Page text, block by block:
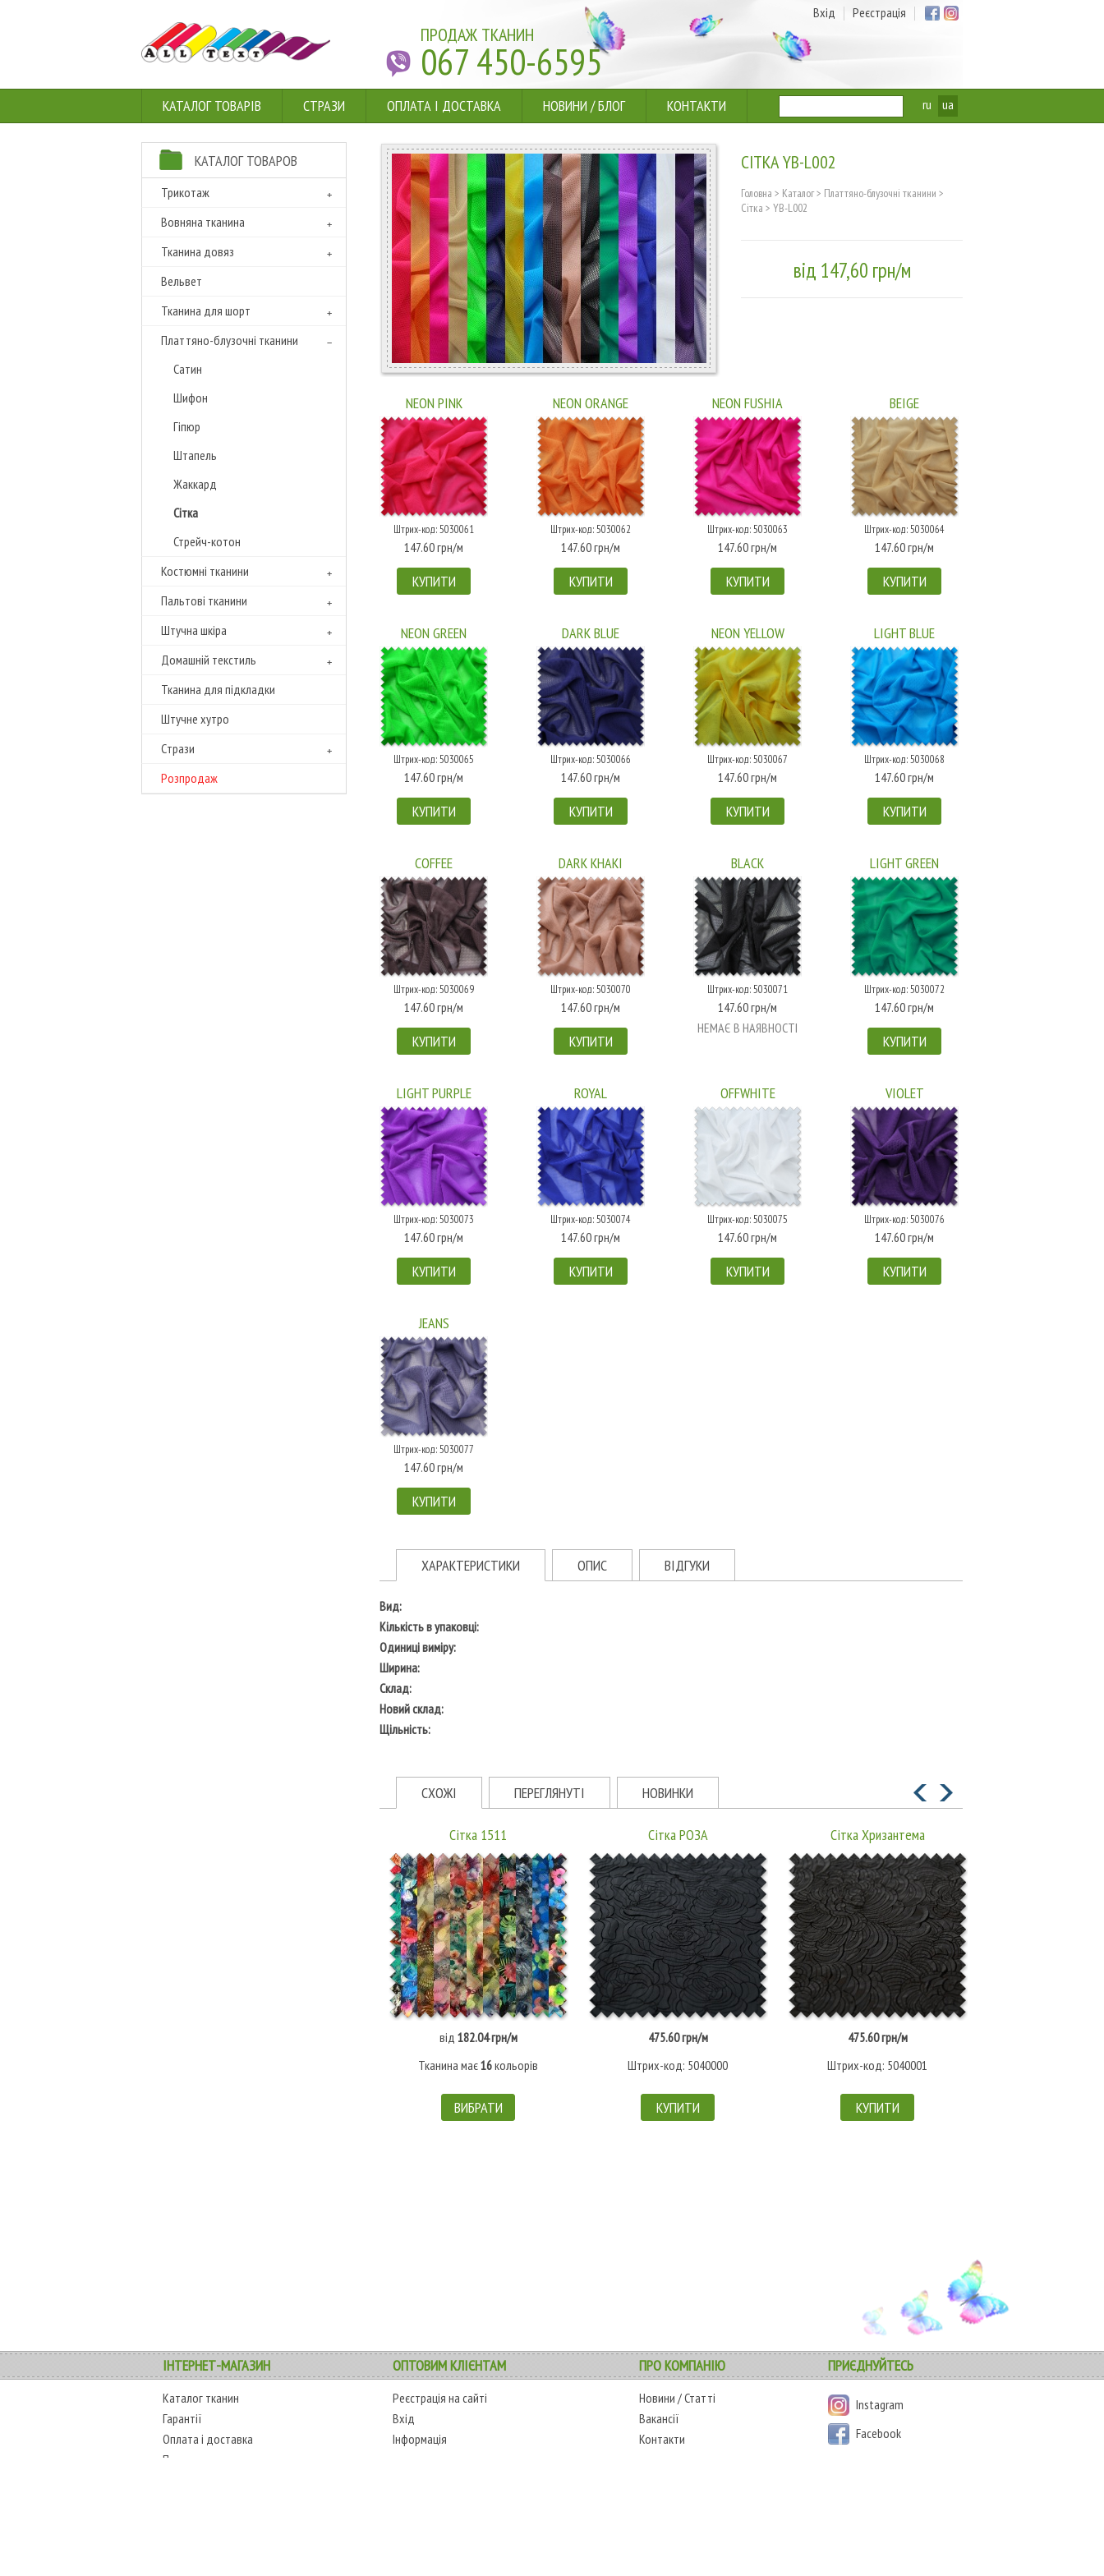
ПРОДАЖ ТКАНИН
067 450-6595
Вхід Реєстрація
КАТАЛОГ ТОВАРІВ СТРАЗИ ОПЛАТА І ДОСТАВКА НОВИНИ /БЛОГ КОНТАКТИ ru ua
КАТАЛОГ ТОВАРОВ
Трикотаж
Вовняна тканина
Тканина довяз
Вельвет
Тканина для шорт
Платтяно-блузочні тканини
Сатин
Шифон
Гіпюр
Штапель
Жаккард
Сітка
Стрейч-котон
Костюмні тканини
Пальтові тканини
Штучна шкіра
Домашній текстиль
Тканина для підкладки
Штучне хутро
Cтрази
Розпродаж
СІТКА YB-L002
Головна > Каталог> Платтяно-блузочні тканини >
Сітка > YB-L002
від 147,60 грн/м
NEON PINK
Штрих-код: 5030061
147.60 грн/м
КУПИТИ
NEON ORANGE
Штрих-код: 5030062
147.60 грн/м
КУПИТИ
NEON FUSHIA
Штрих-код: 5030063
147.60 грн/м
КУПИТИ
BEIGE
Штрих-код: 5030064
147.60 грн/м
КУПИТИ
NEON GREEN
Штрих-код: 5030065
147.60 грн/м
КУПИТИ
DARK BLUE
Штрих-код: 5030066
147.60 грн/м
КУПИТИ
NEON YELLOW
Штрих-код: 5030067
147.60 грн/м
КУПИТИ
LIGHT BLUE
Штрих-код: 5030068
147.60 грн/м
КУПИТИ
COFFEE
Штрих-код: 5030069
147.60 грн/м
КУПИТИ
DARK KHAKI
Штрих-код: 5030070
147.60 грн/м
КУПИТИ
BLACK
Штрих-код: 5030071
147.60 грн/м
НЕМАЄ В НАЯВНОСТІ
LIGHT GREEN
Штрих-код: 5030072
147.60 грн/м
КУПИТИ
LIGHT PURPLE
Штрих-код: 5030073
147.60 грн/м
КУПИТИ
ROYAL
Штрих-код: 5030074
147.60 грн/м
КУПИТИ
OFFWHITE
Штрих-код: 5030075
147.60 грн/м
КУПИТИ
VIOLET
Штрих-код: 5030076
147.60 грн/м
КУПИТИ
JEANS
Штрих-код: 5030077
147.60 грн/м
КУПИТИ
ХАРАКТЕРИСТИКИ ОПИС ВІДГУКИ
Вид:
Кількість в упаковці:
Одиниці виміру:
Ширина:
Склад:
Новий склад:
Щільність:
СХОЖІ ПЕРЕГЛЯНУТІ НОВИНКИ
Сітка 1511
від 182.04 грн/м
Тканина має16кольорів
ВИБРАТИ
Сітка РОЗА
475.60 грн/м
Штрих-код: 5040000
КУПИТИ
Сітка Хризантема
475.60 грн/м
Штрих-код: 5040001
КУПИТИ
ІНТЕРНЕТ-МАГАЗИН ОПТОВИМ КЛІЄНТАМ ПРО КОМПАНІЮ ПРИЄДНУЙТЕСЬ
Каталог тканин
Гарантії
Оплата і доставка
Повернення товару
Реєстрація на сайті
Вхід
Інформація
Новини /Статті
Вакансії
Контакти
Instagram
Facebook